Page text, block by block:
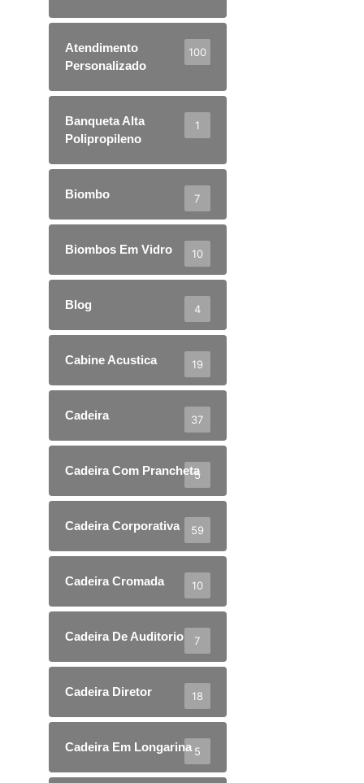
Atendimento
Personalizado
100
Banqueta Alta
Polipropileno
1
Biombo 7
Biombos Em Vidro 10
Blog 4
Cabine Acustica 19
Cadeira 37
Cadeira Com Prancheta
5
Cadeira Corporativa 59
Cadeira Cromada 10
Cadeira De Auditorio 7
Cadeira Diretor 18
Cadeira Em Longarina 5